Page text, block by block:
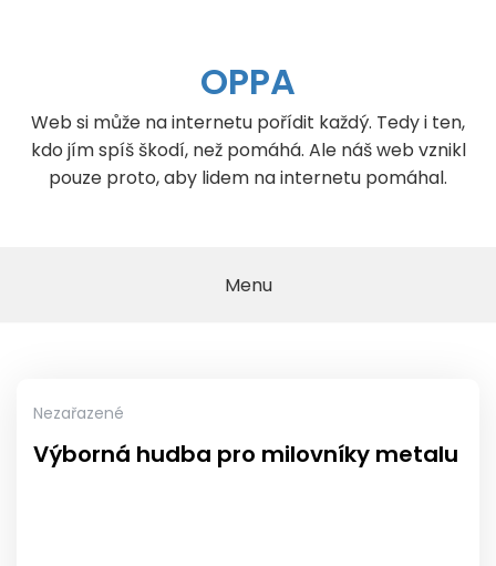
OPPA
Web si může na internetu pořídit každý. Tedy i ten,
kdo jím spíš škodí, než pomáhá. Ale náš web vznikl
pouze proto, aby lidem na internetu pomáhal.
Menu
Nezařazené
Výborná hudba pro milovníky metalu